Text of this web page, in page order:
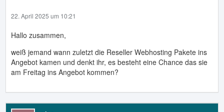
22. April 2025 um 10:21
Hallo zusammen,
weiß jemand wann zuletzt die Reseller Webhosting Pakete ins
Angebot kamen und denkt ihr, es besteht eine Chance das sie
am Freitag ins Angebot kommen?